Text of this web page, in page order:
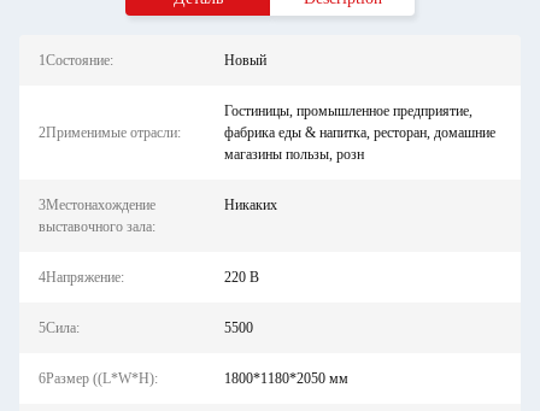
1Состояние: Новый
2Применимые отрасли:
Гостиницы, промышленное предприятие,
фабрика еды & напитка, ресторан, домашние
магазины пользы, розн
3Местонахождение
выставочного зала:
Никаких
4Напряжение: 220 В
5Сила: 5500
6Размер ((L*W*H): 1800*1180*2050 мм